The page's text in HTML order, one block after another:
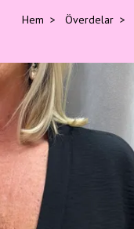
Hem Överdelar